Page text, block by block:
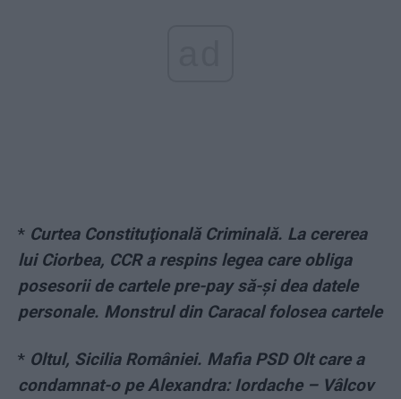
* Curtea Constituţională Criminală. La cererea
lui Ciorbea, CCR a respins legea care obliga
posesorii de cartele pre-pay să-şi dea datele
personale. Monstrul din Caracal folosea cartele
* Oltul, Sicilia României. Mafia PSD Olt care a
condamnat-o pe Alexandra: Iordache – Vâlcov